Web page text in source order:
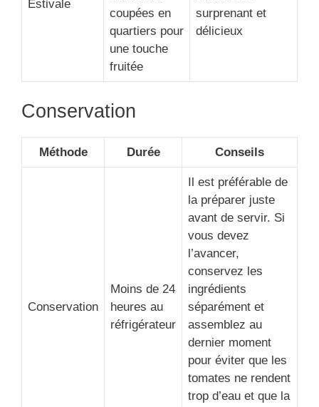
Estivale
coupées en
quartiers pour
une touche
fruitée
surprenant et
délicieux
Conservation
Méthode Durée Conseils
Conservation
Moins de 24
heures au
réfrigérateur
Il est préférable de
la préparer juste
avant de servir. Si
vous devez
l’avancer,
conservez les
ingrédients
séparément et
assemblez au
dernier moment
pour éviter que les
tomates ne rendent
trop d’eau et que la